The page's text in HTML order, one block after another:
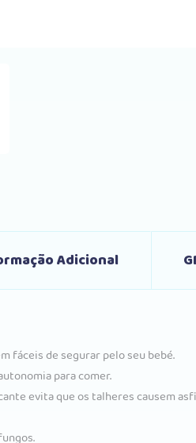
Adicional
fáceis de segurar pelo seu bebé.
para comer.
evita que os talheres causem